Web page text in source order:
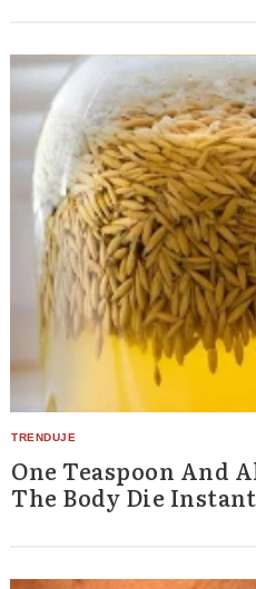
One Teaspoon And
The Body Die